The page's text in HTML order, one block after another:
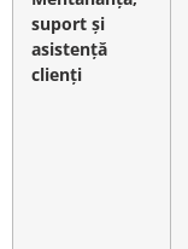
suport și
asistență
clienți